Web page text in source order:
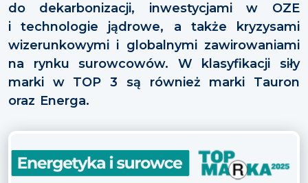
do dekarbonizacji, inwestycjami w OZE
i technologie jądrowe, a także kryzysami
wizerunkowymi i globalnymi zawirowaniami
na rynku surowcowów. W klasyfikacji siły
marki w TOP 3 są również marki Tauron
oraz Energa.